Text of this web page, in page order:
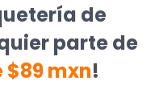
de
parte de
$89 mxn!